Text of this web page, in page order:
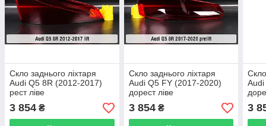
Скло заднього ліхтаря
Audi Q5 8R (2012-2017)
рест ліве
3 854 ₴
Скло заднього ліхтаря
Audi Q5 FY (2017-2020)
дорест ліве
3 854₴ 3